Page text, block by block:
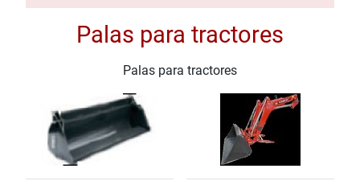
Palas para tractores
Palas para tractores